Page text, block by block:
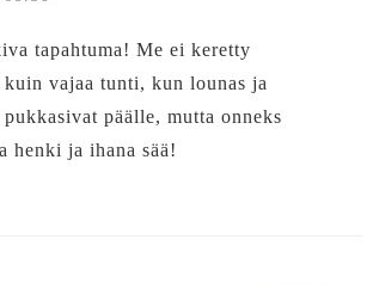
tapahtuma! Me ei keretty
kuin vajaa tunti, kun lounas ja
päälle, mutta onneks
henki ja ihana sää!